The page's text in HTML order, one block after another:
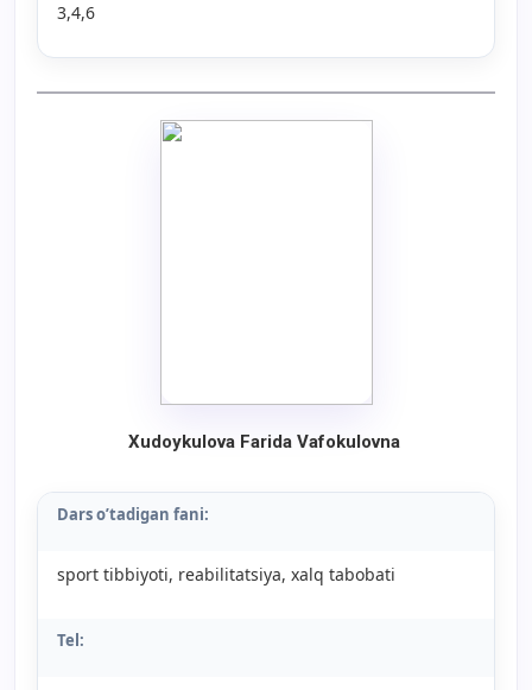
3,4,6
Xudoykulova Farida Vafokulovna
Dars o’tadigan fani:
sport tibbiyoti, reabilitatsiya, xalq tabobati
Tel: